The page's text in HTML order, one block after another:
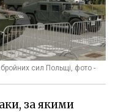
сил Польщі, фото -
за якими